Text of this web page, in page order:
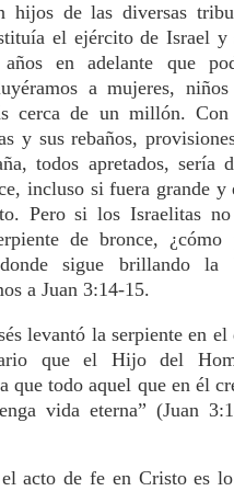
hijos de las diversas
el ejército de Israel
en adelante que
a mujeres,
cerca de un millón.
y sus rebaños,
todos apretados,
incluso si fuera grande y
Pero si los Israelitas
de bronce, ¿cómo
sigue brillando la
a Juan 3:14-15.
levantó la serpiente en el
que el Hijo del
que todo aquel que en él
vida eterna” (Juan
acto de fe en Cristo es